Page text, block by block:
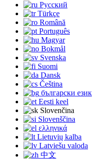
Русский
Türkçe
Română
Português
Magyar
Bokmål
Svenska
Suomi
Dansk
Čeština
български език
Eesti keel
Slovenčina
Slovenščina
ελληνικά
Lietuvių kalba
Latviešu valoda
中文